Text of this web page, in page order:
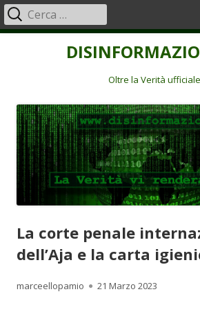
Oltre la Verità ufficiale
Menu
principale
Ricerca
per:
La corte penale
dell’Aja e la carta
Autore
marceellopamio Pubblicato
21 Marzo 2023